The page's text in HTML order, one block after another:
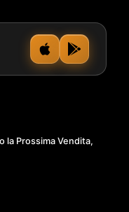
la Prossima Vendita,